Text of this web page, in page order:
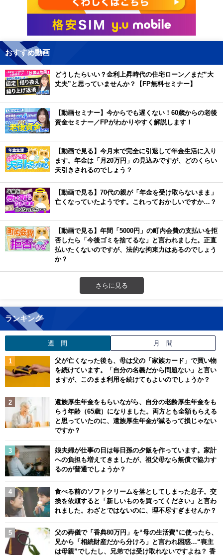
おすすめ動画
どうしたらいい？金利上昇時代の住宅ローン／まだ”大
丈夫”と思っていませんか？【FP無料セミナー】
【動画セミナー】今からでも遅くない！60歳からの老後
資金セミナー／FPがわかりやすく解説します！
【動画で見る】今月末で完全に引退して年金生活に入り
ます。年金は「月20万円」の見込みですが、どのくらい
天引きされるのでしょう？
【動画で見る】70代の親が「年金を受け取らないまま」
亡くなっていたようです。これっておかしいですか…？
【動画で見る】年間「5000円」の町内会費の支払いを拒
否したら「今後ゴミを捨てるな」と言われました。正直
払いたくないのですが、法的な拘束力はあるのでしょう
か？
さらに見る
ランキング
週 間 月 間
父が亡くなった後も、母は父の「家族カード」で買い物
を続けています。「自分の名義だから問題ない」と言い
ますが、このまま利用を続けてもよいのでしょうか？
遺族厚生年金をもらいながら、自分の老齢厚生年金をも
らう年齢（65歳）になりました。両方とも全額もらえる
と思っていたのに、遺族厚生年金が減るって損じゃない
ですか？
娘夫婦が仕事の日は毎日孫の夕飯を作っています。家計
への負担も増えてきましたが、祖父母なら無償で協力す
るのが普通でしょうか？
食べる前のソフトクリームを落としてしまった息子。交
換を依頼すると「新しいものを買ってください」と言わ
れました。わざとではないのに、理不尽すぎませんか？
父の葬儀で「香典80万円」を“母の生活費”に使ったら、
兄から「相続財産だから分けろ」と言われ困惑…“喪主
は母親”でしたし、兄弟では受け取れないですよね？ 香